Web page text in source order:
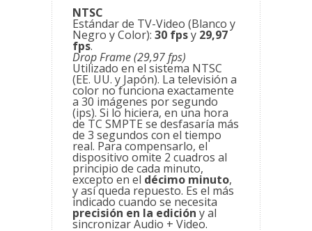
NTSC
Estándar de TV-Video (Blanco y
Negro y Color): 30 fpsy 29,97
fps.
Drop Frame (29,97 fps)
Utilizado en el sistema NTSC
(EE. UU. y Japón). La televisión a
color no funciona exactamente
a 30 imágenes por segundo
(ips). Si lo hiciera, en una hora
de TC SMPTE se desfasaría más
de 3 segundos con el tiempo
real. Para compensarlo, el
dispositivo omite 2 cuadros al
principio de cada minuto,
excepto en el décimo minuto,
y así queda repuesto. Es el más
indicado cuando se necesita
precisión en la edición y al
sincronizar Audio + Video.